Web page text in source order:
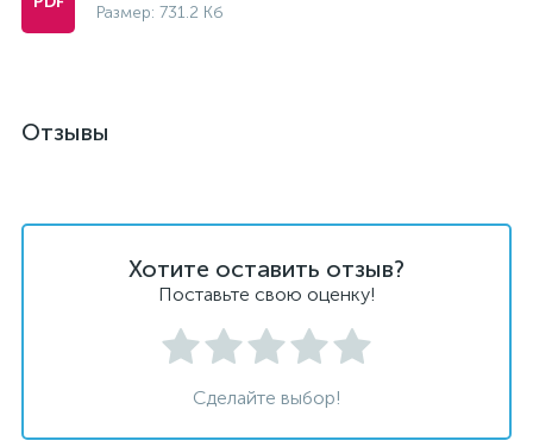
Размер: 731.2 Кб
Отзывы
Хотите оставить отзыв?
Поставьте свою оценку!
Сделайте выбор!